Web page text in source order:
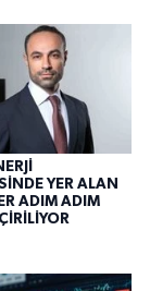
YER ALAN
ADIM ADIM